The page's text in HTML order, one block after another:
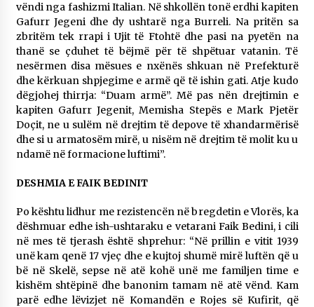
vëndi nga fashizmi Italian. Në shkollën tonë erdhi kapiten
Gafurr Jegeni dhe dy ushtarë nga Burreli. Na pritën sa
zbritëm tek rrapi i Ujit të Ftohtë dhe pasi na pyetën na
thanë se çduhet të bëjmë për të shpëtuar vatanin. Të
nesërmen disa mësues e nxënës shkuan në Prefekturë
dhe kërkuan shpjegime e armë që të ishin gati. Atje kudo
dëgjohej thirrja: “Duam armë”. Më pas nën drejtimin e
kapiten Gafurr Jegenit, Memisha Stepës e Mark Pjetër
Doçit, ne u sulëm në drejtim të depove të xhandarmërisë
dhe si u armatosëm mirë, u nisëm në drejtim të molit ku u
ndamë në formacione luftimi”.
DESHMIA E FAIK BEDINIT
Po kështu lidhur me rezistencën në bregdetin e Vlorës, ka
dëshmuar edhe ish-ushtaraku e vetarani Faik Bedini, i cili
në mes të tjerash është shprehur: “Në prillin e vitit 1939
unë kam qenë 17 vjeç dhe e kujtoj shumë mirë luftën që u
bë në Skelë, sepse në atë kohë unë me familjen time e
kishëm shtëpinë dhe banonim tamam në atë vënd. Kam
parë edhe lëvizjet në Komandën e Rojes së Kufirit, që